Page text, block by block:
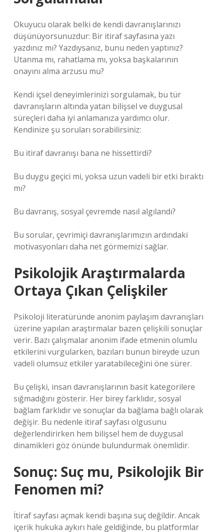
Okuyucu olarak belki de kendi davranışlarınızı
düşünüyorsunuzdur: Bir itiraf sayfasına yazı
yazdınız mı? Yazdıysanız, bunu neden yaptınız?
Utanma mı, rahatlama mı, yoksa başkalarının
onayını alma arzusu mu?
Kendi içsel deneyimlerinizi sorgulamak, bu tür
davranışların altında yatan bilişsel ve duygusal
süreçleri daha iyi anlamanıza yardımcı olur.
Kendinize şu soruları sorabilirsiniz:
Bu itiraf davranışı bana ne hissettirdi?
Bu duygu geçici mi, yoksa uzun vadeli bir etki bıraktı
mı?
Bu davranış, sosyal çevremde nasıl algılandı?
Bu sorular, çevrimiçi davranışlarımızın ardındaki
motivasyonları daha net görmemizi sağlar.
Psikolojik Araştırmalarda
Ortaya Çıkan Çelişkiler
Psikoloji literatüründe anonim paylaşım davranışları
üzerine yapılan araştırmalar bazen çelişkili sonuçlar
verir. Bazı çalışmalar anonim ifade etmenin olumlu
etkilerini vurgularken, bazıları bunun bireyde uzun
vadeli olumsuz etkiler yaratabileceğini öne sürer.
Bu çelişki, insan davranışlarının basit kategorilere
sığmadığını gösterir. Her birey farklıdır, sosyal
bağlam farklıdır ve sonuçlar da bağlama bağlı olarak
değişir. Bu nedenle itiraf sayfası olgusunu
değerlendirirken hem bilişsel hem de duygusal
dinamikleri göz önünde bulundurmak önemlidir.
Sonuç: Suç mu, Psikolojik Bir
Fenomen mi?
İtiraf sayfası açmak kendi başına suç değildir. Ancak
içerik hukuka aykırı hale geldiğinde, bu platformlar